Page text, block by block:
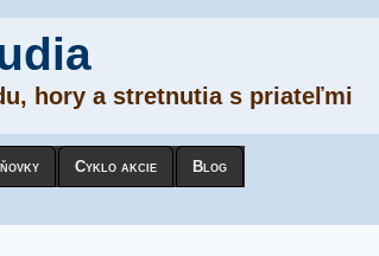
hory a stretnutia s priateľmi
Cyklo akcie Blog